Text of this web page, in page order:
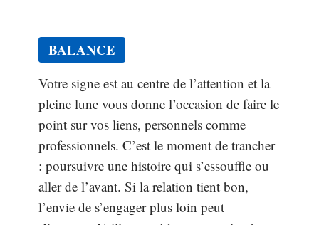
BALANCE
Votre signe est au centre de l’attention et la
pleine lune vous donne l’occasion de faire le
point sur vos liens, personnels comme
professionnels. C’est le moment de trancher
: poursuivre une histoire qui s’essouffle ou
aller de l’avant. Si la relation tient bon,
l’envie de s’engager plus loin peut